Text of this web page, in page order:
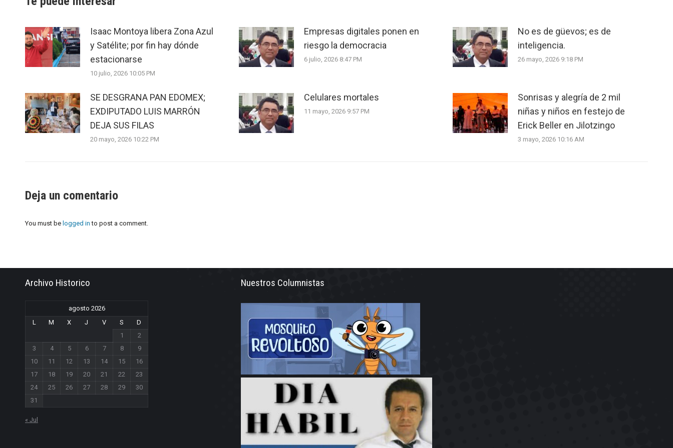
Isaac Montoya libera Zona Azul
y Satélite; por fin hay dónde
estacionarse
10 julio, 2026 10:05 PM
Empresas digitales ponen en
riesgo la democracia
6 julio, 2026 8:47 PM
No es de güevos; es de
inteligencia.
26 mayo, 2026 9:18 PM
SE DESGRANA PAN EDOMEX;
EXDIPUTADO LUIS MARRÓN
DEJA SUS FILAS
20 mayo, 2026 10:22 PM
Celulares mortales
11 mayo, 2026 9:57 PM
Sonrisas y alegría de 2 mil
niñas y niños en festejo de
Erick Beller en Jilotzingo
3 mayo, 2026 10:16 AM
Deja un comentario
You must be logged in to post a comment.
Archivo Historico
agosto 2026
L
M X J V S
D
1
2
3
4 5 6 7 8
9
10
11 12 13 14 15
16
17
18 19 20 21 22
23
24
25 26 27 28 29
30
31
« Jul
Nuestros Columnistas